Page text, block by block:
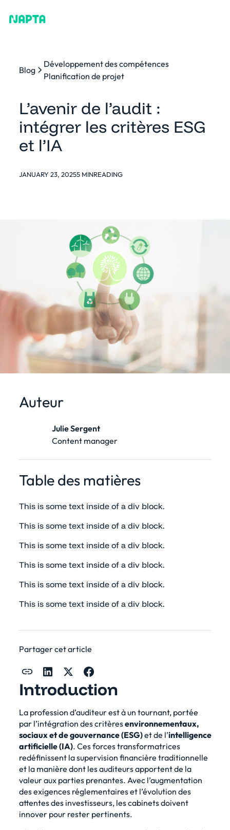
Blog
Développement des compétences
Planification de projet
L’avenir de l’audit :
intégrer les critères ESG
et l’IA
JANUARY 23, 20255 MINREADING
Auteur
Julie Sergent
Content manager
Table des matières
This is some text inside of a div block.
This is some text inside of a div block.
This is some text inside of a div block.
This is some text inside of a div block.
This is some text inside of a div block.
This is some text inside of a div block.
Partager cet article
Introduction
La profession d’auditeur est à un tournant, portée
par l’intégration des critèresenvironnementaux,
sociaux et de gouvernance (ESG)et de l’intelligence
artificielle (IA). Ces forces transformatrices
redéfinissent la supervision financière traditionnelle
et la manière dont les auditeurs apportent de la
valeur aux parties prenantes. Avec l’augmentation
des exigences réglementaires et l’évolution des
attentes des investisseurs, les cabinets doivent
innover pour rester pertinents.